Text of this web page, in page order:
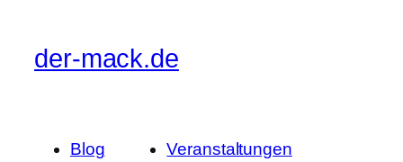
der-mack.de
Blog
Veranstaltungen